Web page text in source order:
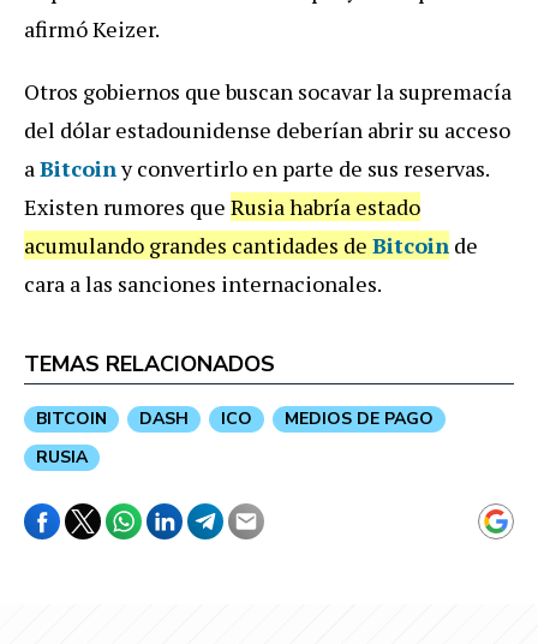
afirmó Keizer.
Otros gobiernos que buscan socavar la supremacía
del dólar estadounidense deberían abrir su acceso
aBitcoiny convertirlo en parte de sus reservas.
Existen rumores que Rusia habría estado
acumulando grandes cantidades de Bitcoin de
cara a las sanciones internacionales.
TEMAS RELACIONADOS
BITCOIN DASH ICO
MEDIOS DE PAGO
RUSIA